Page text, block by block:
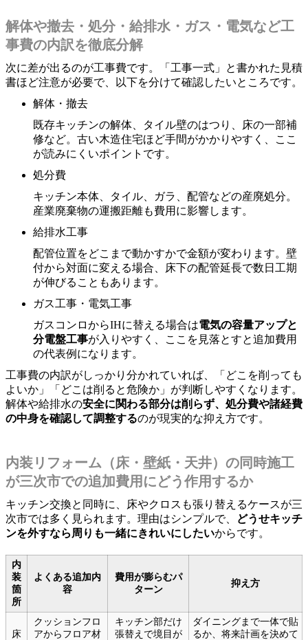
解体や撤去・処分・給排水・ガス・電気など工
事費の内訳を徹底分解
次に差が出るのが工事費です。「工事一式」と書かれた見積
書ほど注意が必要で、以下を分けて確認したいところです。
解体・撤去
既存キッチンの解体、タイル壁のはつり、床の一部補
修など。古い木造住宅ほど手間がかかりやすく、ここ
が読みにくいポイントです。
処分費
キッチン本体、タイル、ガラ、配管などの産廃処分。
産業廃棄物の運搬距離も費用に影響します。
給排水工事
配管位置をどこまで動かすかで金額が変わります。壁
付から対面に変える場合、床下の配管延長で数日工期
が伸びることもあります。
ガス工事・電気工事
ガスコンロからIHに替える場合は電気の容量アップと
分電盤工事が入りやすく、ここを見落とすと追加費用
の代表例になります。
工事費の内訳がしっかり分かれていれば、「どこを削っても
よいか」「どこは削ると危険か」が判断しやすくなります。
解体や給排水の安全に関わる部分は削らず、処分費や諸経費
の中身を確認して調整するのが現実的な抑え方です。
内装リフォーム（床・壁紙・天井）の同時施工
が三次市での追加費用にどう作用するか
キッチン交換と同時に、床やクロスも張り替えるケースが三
次市では多く見られます。理由はシンプルで、
どうせキッチ
ンを外すなら周りも一緒にきれいにしたいからです。
内
装
箇
所
よくある追加内
容
費用が膨らむパ
ターン
抑え方
床
クッションフロ
アからフロア材
キッチン部だけ
張替えで境目が
ダイニングまで一体で貼
るか、将来計画を決めて